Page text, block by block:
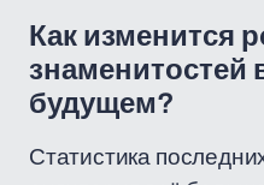
Как изменится
знаменитостей
будущем?
Статистика